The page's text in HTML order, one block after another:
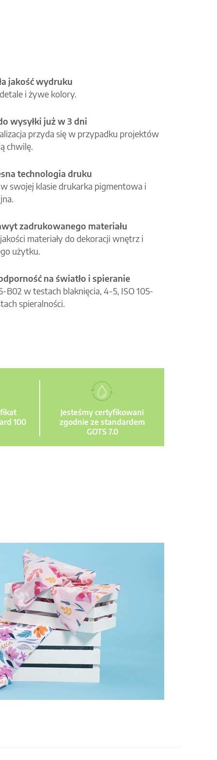
jakość wydruku
i żywe kolory.
wysyłki już w 3 dni
przyda się w przypadku projektów
chwilę.
technologia druku
swojej klasie drukarka pigmentowa i
zadrukowanego materiału
materiały do dekoracji wnętrz i
użytku.
na światło i spieranie
B02 w testach blaknięcia, 4-5, ISO 105-
spieralności.
100
Jesteśmy certyfikowani
zgodnie ze standardem
GOTS 7.0